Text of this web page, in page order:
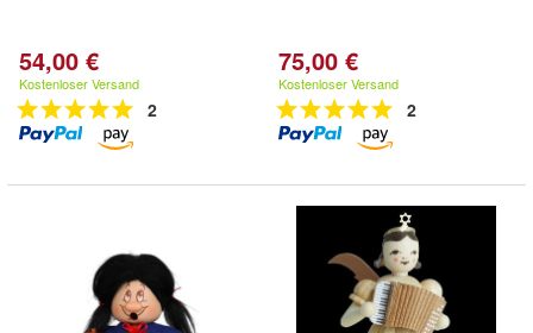
54,00 €
Kostenloser Versand
2
75,00 €
Kostenloser Versand
2